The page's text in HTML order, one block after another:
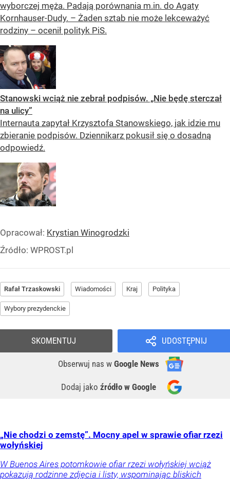
wyborczej męża. Padają porównania m.in. do Agaty
Kornhauser-Dudy. – Żaden sztab nie może lekceważyć
rodziny – ocenił polityk PiS.
Stanowski wciąż nie zebrał podpisów. „Nie będę sterczał
na ulicy”
Internauta zapytał Krzysztofa Stanowskiego, jak idzie mu
zbieranie podpisów. Dziennikarz pokusił się o dosadną
odpowiedź.
Opracował: Krystian Winogrodzki
Źródło: WPROST.pl
Rafał Trzaskowski Wiadomości Kraj Polityka
Wybory prezydenckie
UDOSTĘPNIJ
Obserwuj nas w Google News
Dodaj jako źródło w Google
SKOMENTUJ
„Nie chodzi o zemstę”. Mocny apel w sprawie ofiar rzezi
wołyńskiej
W Buenos Aires potomkowie ofiar rzezi wołyńskiej wciąż
pokazują rodzinne zdjęcia i listy, wspominając bliskich